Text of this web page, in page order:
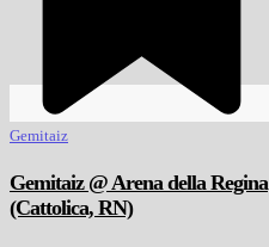
Gemitaiz
Gemitaiz @ Arena della Regina
(Cattolica, RN)